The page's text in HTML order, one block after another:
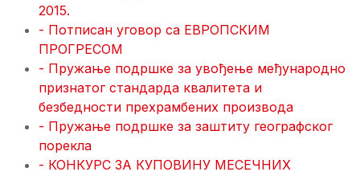
2015.
- Потписан уговор са ЕВРОПСКИМ
ПРОГРЕСОМ
- Пружање подршке за увођење међународно
признатог стандарда квалитета и
безбедности прехрамбених производа
- Пружање подршке за заштиту географског
порекла
- КОНКУРС ЗА КУПОВИНУ МЕСЕЧНИХ